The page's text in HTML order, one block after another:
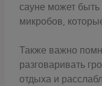
сауне может быть
микробов,
Также важно
разговаривать
отдыха и